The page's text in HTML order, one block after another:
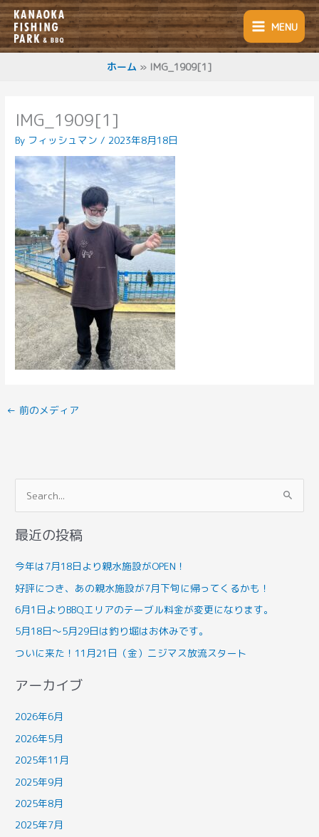
内
容
を
ス
MENU
ホーム IMG_1909[1]
IMG_1909[1]
By フィッシュマン / 2023年8月18日
← 前のメディア
索
対
最近の投稿
今年は7月18日より親水施設がOPEN！
好評につき、あの親水施設が7月下旬に帰ってくるかも！
6月1日よりBBQエリアのテーブル料金が変更になります。
5月18日～5月29日は釣り堀はお休みです。
ついに来た！11月21日（金）ニジマス放流スタート
アーカイブ
2026年6月
2026年5月
2025年11月
2025年9月
2025年8月
2025年7月